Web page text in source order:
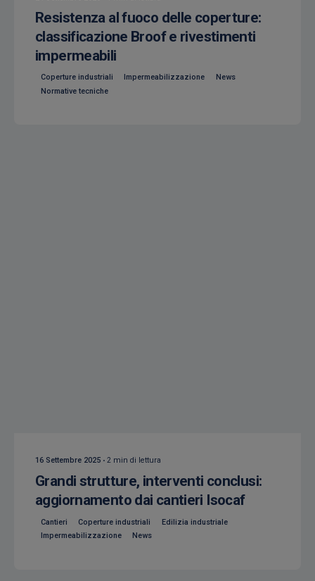
Resistenza al fuoco delle coperture:
classificazione Broof e rivestimenti
impermeabili
Coperture industriali Impermeabilizzazione
News
Normative tecniche
16 Settembre 2025 2 min di lettura
Grandi strutture, interventi conclusi:
aggiornamento dai cantieri Isocaf
Cantieri Coperture industriali
Edilizia industriale
Impermeabilizzazione
News